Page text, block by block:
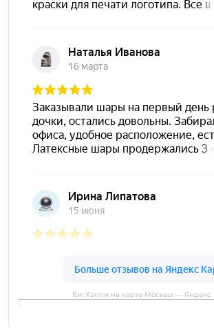
БигХэппи на карте Москвы — Яндекс